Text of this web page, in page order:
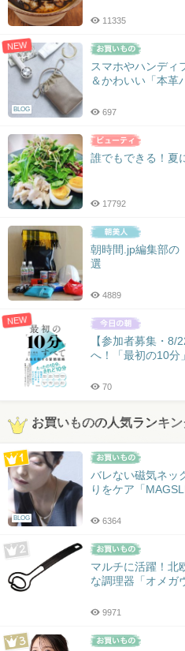
11335
NEW
BLOG
スマホやハンディ
＆かわいい「本革
697
誰でもできる！夏
17792
朝時間.jp編集部の
選
4889
NEW
【参加者募集・8/
へ！「最初の10分
70
お買いものの人気ランキン
BLOG
バレない磁気ネッ
りをケア「
6364
マルチに活躍！北
な調理器「オメガ
9971